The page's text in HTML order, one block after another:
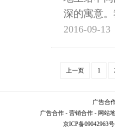
深的寓意
2016-09-13
上一页 1
广告合
广告合作 - 营销合作 - 网站
京ICP备09042963